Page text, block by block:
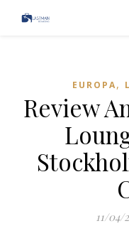
EUROPA,
Review
11/04/